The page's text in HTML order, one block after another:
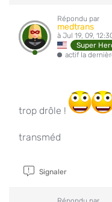
Répondu par
medtrans
à Jul 19, 09,
Super
actif la
trop drôle !
transméd
Signaler